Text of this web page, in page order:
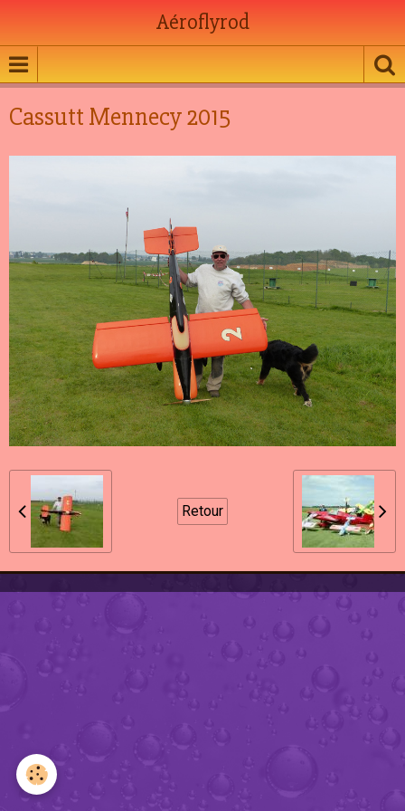
Aéroflyrod
Cassutt Mennecy 2015
Retour